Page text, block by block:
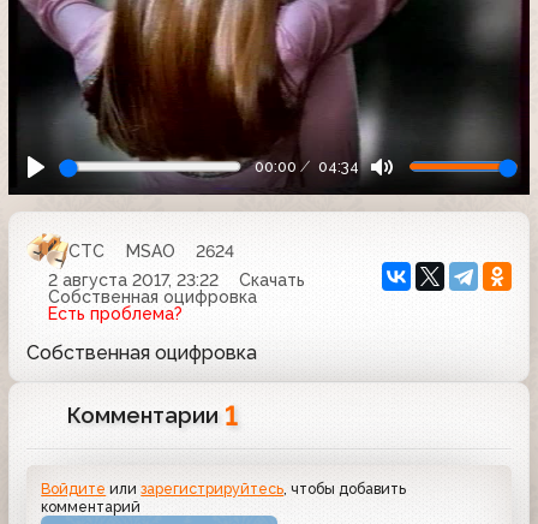
00:00 04:34
СТС MSAO
2624
2 августа 2017, 23:22
Скачать
Собственная оцифровка
Есть проблема?
Собственная оцифровка
Комментарии 1
Войдите илизарегистрируйтесь, чтобы добавить
комментарий